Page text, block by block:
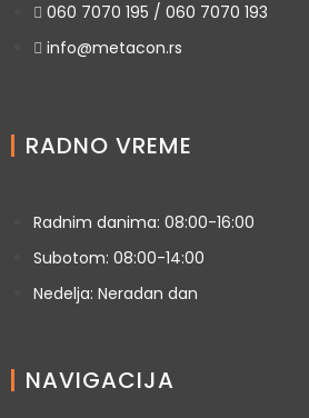
060 7070 195 / 060 7070 193
info@metacon.rs
RADNO VREME
Radnim danima: 08:00-16:00
Subotom: 08:00-14:00
Nedelja: Neradan dan
NAVIGACIJA